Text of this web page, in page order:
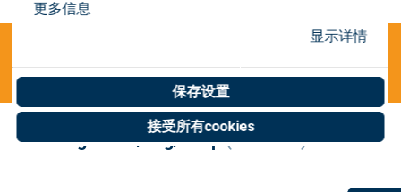
更多信息
显示详情
保存设置
接受所有cookies
Categories
Polishing - Disc/ring/strap(0 results)